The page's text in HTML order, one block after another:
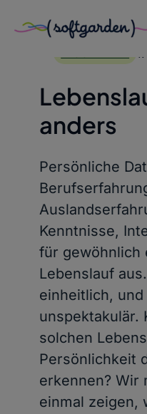
Zum
anders
Persönliche
Kenntnisse,
für gewöhnlich
Lebenslauf
einheitlich,
unspektakulär.
solchen
Persönlichkeit
erkennen? Wir
einmal zeigen,